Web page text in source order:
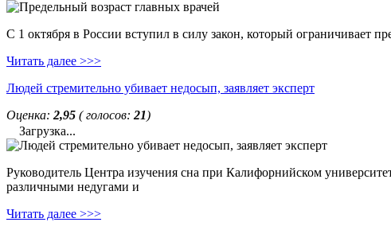
С 1 октября в России вступил в силу закон, который ограничивает
Читать далее >>>
Людей стремительно убивает недосып, заявляет эксперт
Оценка: 2,95 ( голосов: 21)
Загрузка...
Руководитель Центра изучения сна при Калифорнийском
различными недугами и
Читать далее >>>